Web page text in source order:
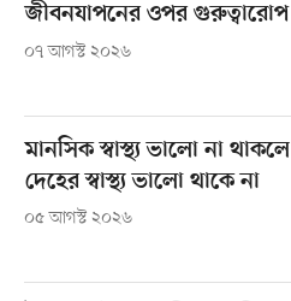
জীবনযাপনের ওপর গুরুত্বারোপ
০৭ আগস্ট ২০২৬
মানসিক স্বাস্থ্য ভালো না থাকলে
দেহের স্বাস্থ্য ভালো থাকে না
০৫ আগস্ট ২০২৬